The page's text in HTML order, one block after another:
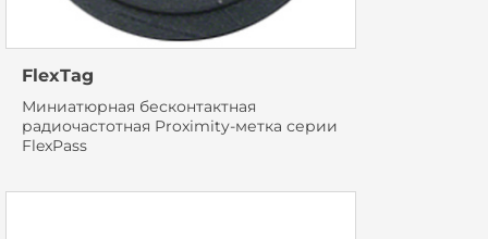
FlexTag
Миниатюрная бесконтактная
радиочастотная Proximity-метка серии
FlexPass